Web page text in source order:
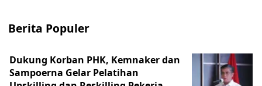
Berita Populer
Dukung Korban PHK, Kemnaker dan
Sampoerna Gelar Pelatihan